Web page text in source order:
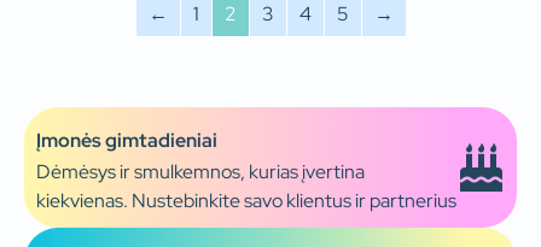
← 1 2 3 4 5 →
Įmonės gimtadieniai
Dėmėsys ir smulkemnos, kurias įvertina
kiekvienas. Nustebinkite savo klientus ir partnerius